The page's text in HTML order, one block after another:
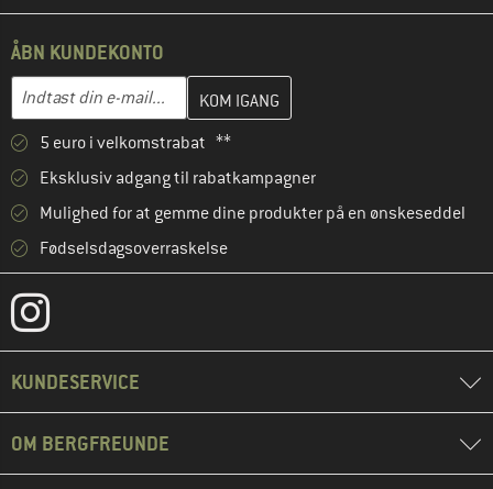
ÅBN KUNDEKONTO
E-mail-adresse
Indtast din e-mailadresse her, og opret i næste trin din
5 euro i velkomstrabat **
Eksklusiv adgang til rabatkampagner
Mulighed for at gemme dine produkter på en ønskeseddel
Fødselsdagsoverraskelse
KUNDESERVICE
OM BERGFREUNDE